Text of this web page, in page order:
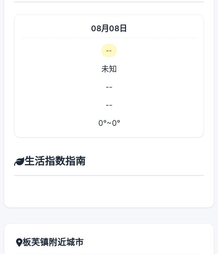
08月08日
--
未知
--
--
0°~0°
生活指数指南
板芙镇附近城市